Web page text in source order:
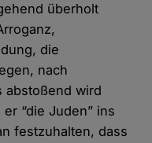
überholt
die
nach
abstoßend wird
“die Juden” ins
festzuhalten, dass